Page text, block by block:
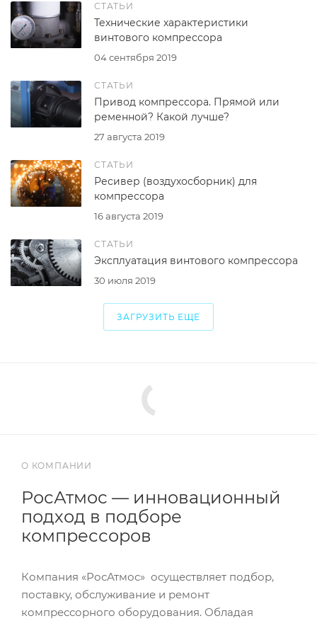
СТАТЬИ
04 сентября 2019
Технические характеристики
винтового компрессора
СТАТЬИ
27 августа 2019
Привод компрессора. Прямой или
ременной? Какой лучше?
СТАТЬИ
16 августа 2019
Ресивер (воздухосборник) для
компрессора
СТАТЬИ
30 июля 2019
Эксплуатация винтового компрессора
ЗАГРУЗИТЬ ЕЩЕ
О КОМПАНИИ
РосАтмос — инновационный
подход в подборе
компрессоров
Компания «РосАтмос» осуществляет подбор,
поставку, обслуживание и ремонт
компрессорного оборудования. Обладая